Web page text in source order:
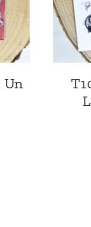
Dies